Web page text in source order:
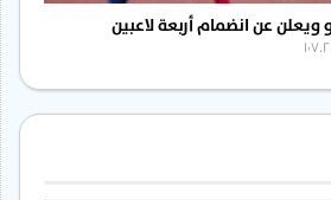
ويعلن عن انضمام أربعة لاعبين